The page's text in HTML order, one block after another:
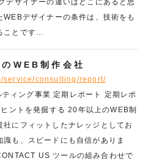
デザイナーの違いはどこにあると思
デザイナーの条件は、技術をも
ことです…
WEB制作会社
service/consulting/report/
ィング事業 定期レポート 定期レポ
ントを発掘する 20年以上のWEB制
にフィットしたナレッジとしてお
も、スピードにも自信がありま
US ツールの組み合わせで